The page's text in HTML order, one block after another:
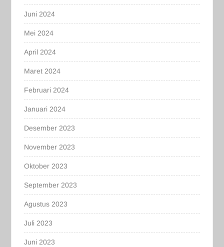
Juni 2024
Mei 2024
April 2024
Maret 2024
Februari 2024
Januari 2024
Desember 2023
November 2023
Oktober 2023
September 2023
Agustus 2023
Juli 2023
Juni 2023